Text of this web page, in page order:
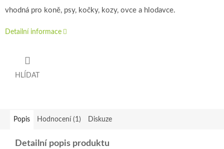
vhodná pro koně, psy, kočky, kozy, ovce a hlodavce.
Detailní informace
HLÍDAT
Popis Hodnocení (1) Diskuze
Detailní popis produktu